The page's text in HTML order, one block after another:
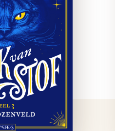
slotdeel
van Stof volgen
van Lyra
daemon
reis naar het
gruwelijke
vogels en een …